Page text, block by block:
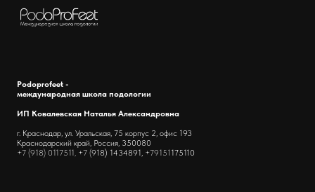
Podoprofeet -
международная школа подологии
ИП Ковалевская Наталья Александровна
г. Краснодар, ул. Уральская, 75 корпус 2, офис 193
Краснодарский край, Россия, 350080
+7 (918) 0117511, +7 (918) 1434891, +79151175110